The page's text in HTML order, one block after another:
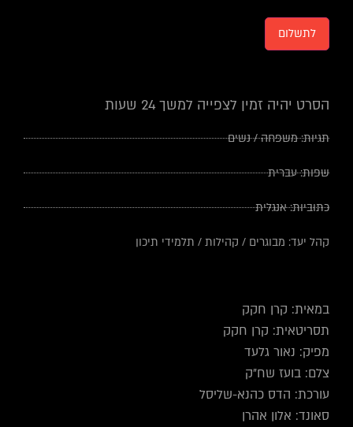
לתשלום
הסרט יהיה זמין לצפייה למשך 24 שעות
תגיות:משפחה/נשים
שפות:עברית
כתוביות:אנגלית
קהל יעד: מבוגרים / קהילות / תלמידי תיכון
במאית: קרן חקק
תסריטאית: קרן חקק
מפיק: נאור גלעד
צלם: בועז שח"ק
עורכת: הדס כהנא-שליסל
סאונד: אלון אהרן